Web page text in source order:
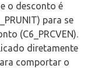
o desconto é
para se
(C6_PRCVEN).
diretamente
comportar o